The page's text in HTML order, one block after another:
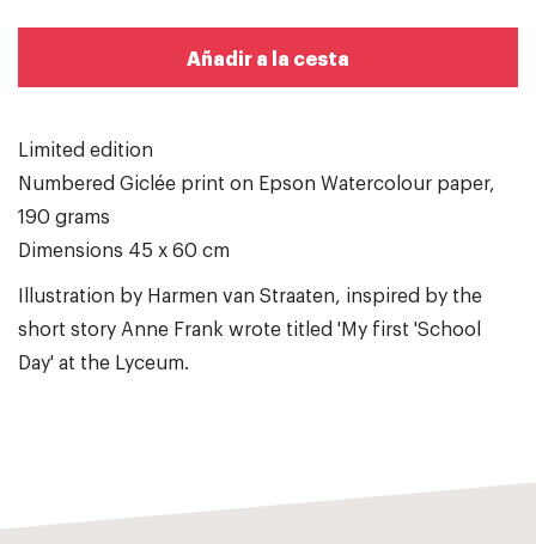
Añadir a la cesta
Limited edition
Numbered Giclée print on Epson Watercolour paper,
190 grams
Dimensions 45 x 60 cm
Illustration by Harmen van Straaten, inspired by the
short story Anne Frank wrote titled 'My first 'School
Day' at the Lyceum.